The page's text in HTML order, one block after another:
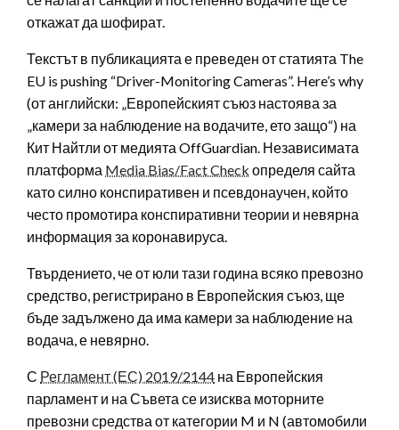
откажат да шофират.
Текстът в публикацията е преведен от статията The
EU is pushing “Driver-Monitoring Cameras”. Here’s why
(от английски: „Европейският съюз настоява за
„камери за наблюдение на водачите, ето защо“) на
Кит Найтли от медията OffGuardian. Независимата
платформа Media Bias/Fact Check определя сайта
като силно конспиративен и псевдонаучен, който
често промотира конспиративни теории и невярна
информация за коронавируса.
Твърдението, че от юли тази година всяко превозно
средство, регистрирано в Европейския съюз, ще
бъде задължено да има камери за наблюдение на
водача, е невярно.
С Регламент (ЕС) 2019/2144 на Европейския
парламент и на Съвета се изисква моторните
превозни средства от категории M и N (автомобили